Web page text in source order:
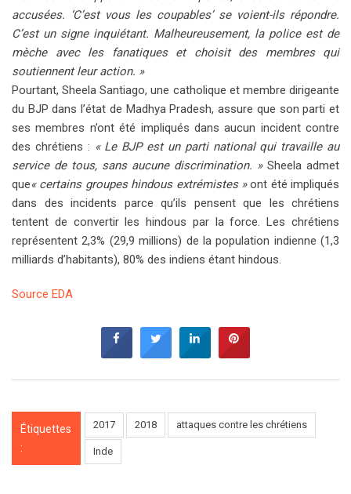
accusées. ‘C’est vous les coupables’ se voient-ils répondre.
C’est un signe inquiétant. Malheureusement, la police est de
mèche avec les fanatiques et choisit des membres qui
soutiennent leur action. »
Pourtant, Sheela Santiago, une catholique et membre dirigeante
du BJP dans l’état de Madhya Pradesh, assure que son parti et
ses membres n’ont été impliqués dans aucun incident contre
des chrétiens : « Le BJP est un parti national qui travaille au
service de tous, sans aucune discrimination. » Sheela admet
que« certains groupes hindous extrémistes »ont été impliqués
dans des incidents parce qu’ils pensent que les chrétiens
tentent de convertir les hindous par la force. Les chrétiens
représentent 2,3% (29,9 millions) de la population indienne (1,3
milliards d’habitants), 80% des indiens étant hindous.
Source EDA
Étiquettes
:
2017 2018 attaques contre les chrétiens
Inde